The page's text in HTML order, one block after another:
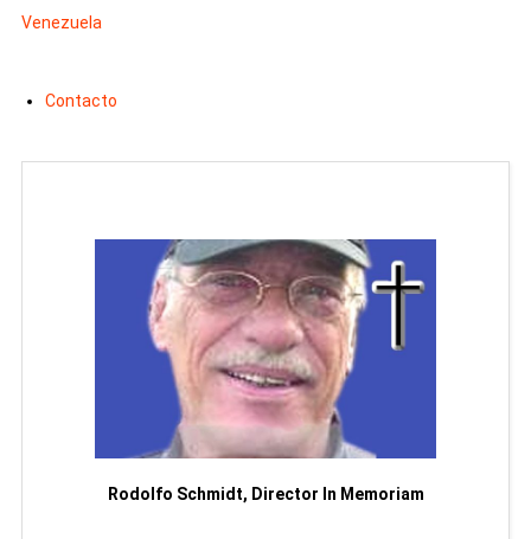
Venezuela
Contacto
Rodolfo Schmidt, Director In Memoriam